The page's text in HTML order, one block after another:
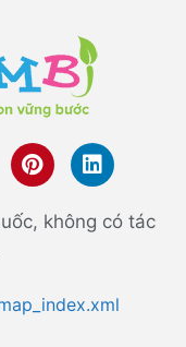
không có tác